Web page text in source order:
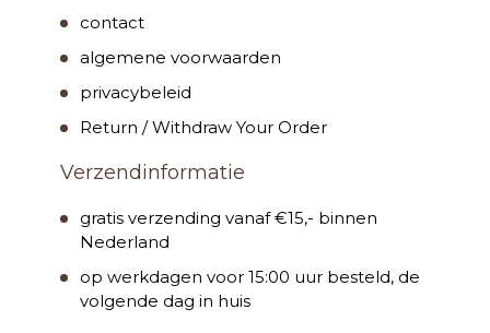
contact
algemene voorwaarden
privacybeleid
Return / Withdraw Your Order
Verzendinformatie
gratis verzending vanaf €15,- binnen
Nederland
op werkdagen voor 15:00 uur besteld, de
volgende dag in huis